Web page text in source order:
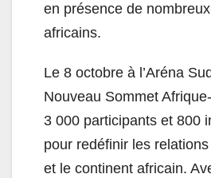
en présence de
africains.
Le 8 octobre à l’Aréna
Nouveau Sommet
3 000 participants et 800
pour redéfinir les
et le continent africain.